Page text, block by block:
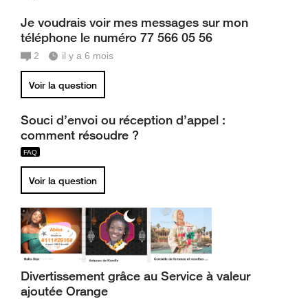
Je voudrais voir mes messages sur mon
téléphone le numéro 77 566 05 56
2 il y a 6 mois
Voir la question
Souci d’envoi ou réception d’appel :
comment résoudre ?
Voir la question
Divertissement grâce au Service à valeur
ajoutée Orange